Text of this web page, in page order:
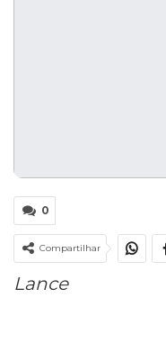
0
Compartilhar
Lance